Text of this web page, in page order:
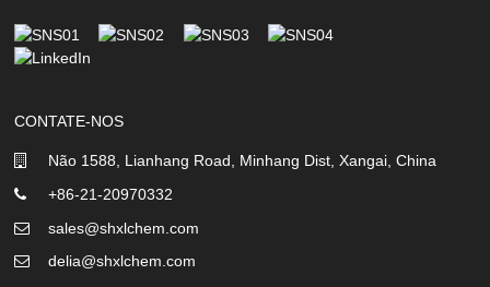
CONTATE-NOS
Não 1588, Lianhang Road, Minhang Dist, Xangai, China
+86-21-20970332
sales@shxlchem.com
delia@shxlchem.com